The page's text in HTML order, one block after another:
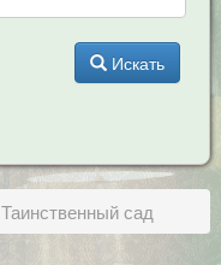
Искать
Таинственный сад